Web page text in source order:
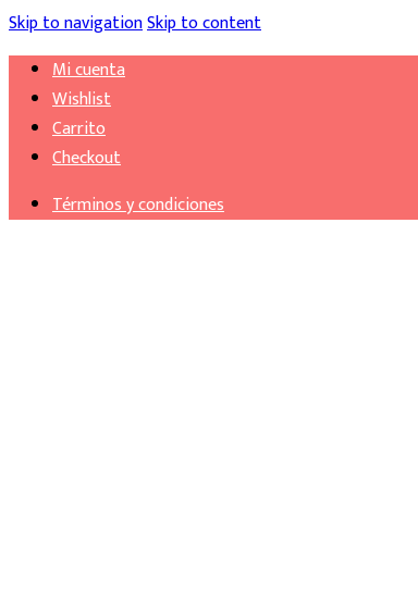
Skip to navigationSkip to content
Mi cuenta
Wishlist
Carrito
Checkout
Términos y condiciones